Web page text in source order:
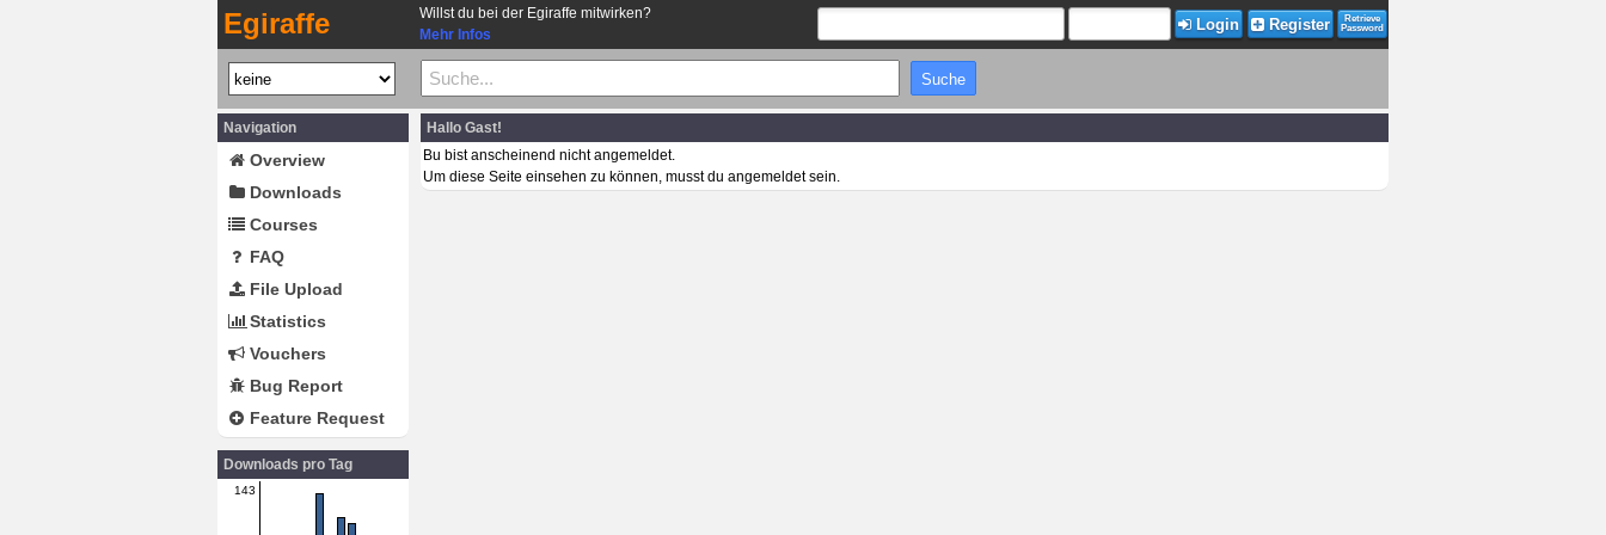
Egiraffe
Willst du bei der Egiraffe mitwirken?
Mehr Infos
Login Register
Retrieve
Password
Navigation
Overview
Downloads
Courses
FAQ
File Upload
Statistics
Vouchers
Bug Report
Feature Request
Downloads pro Tag
143
Hallo Gast!
Bu bist anscheinend nicht angemeldet.
Um diese Seite einsehen zu können, musst du angemeldet sein.